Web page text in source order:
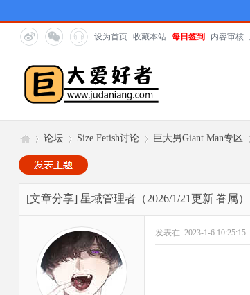
设为首页 收藏本站 每日签到 内容审核
巨»
论坛
›
Size Fetish讨论 巨大男Giant Man专区
[文章分享] 星域管理者（2026/1/21更新 眷属）
发表在 2023-1-6 10:25:15